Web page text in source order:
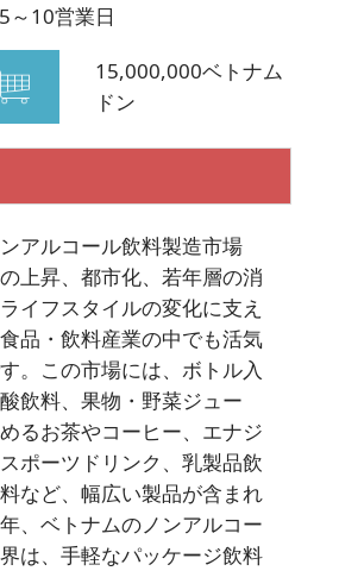
～10営業日
15,000,000ベトナム
ドン
アルコール飲料製造市場
上昇、都市化、若年層の消
イフスタイルの変化に支え
品・飲料産業の中でも活気
。この市場には、ボトル入
飲料、果物・野菜ジュー
るお茶やコーヒー、エナジ
ポーツドリンク、乳製品飲
など、幅広い製品が含まれ
、ベトナムのノンアルコー
は、手軽なパッケージ飲料